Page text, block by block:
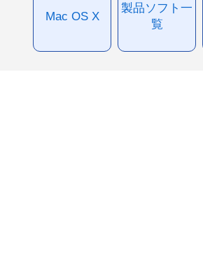
Mac OS X
製品ソフト一
覧